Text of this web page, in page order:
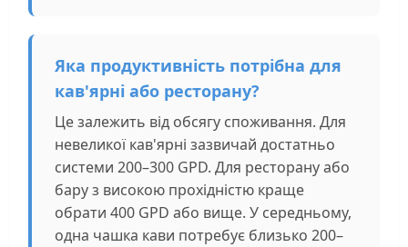
Яка продуктивність потрібна для
кав'ярні або ресторану?
Це залежить від обсягу споживання. Для
невеликої кав'ярні зазвичай достатньо
системи 200–300 GPD. Для ресторану або
бару з високою прохідністю краще
обрати 400 GPD або вище. У середньому,
одна чашка кави потребує близько 200–